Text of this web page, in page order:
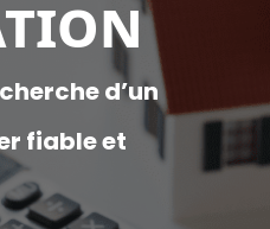
d’un
fiable et